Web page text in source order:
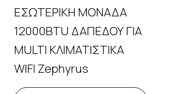
ΕΣΩΤΕΡΙΚΗ ΜΟΝΑΔΑ
12000BTU ΔΑΠΕΔΟΥ ΓΙΑ
MULTI ΚΛΙΜΑΤΙΣΤΙΚΑ
WIFI Zephyrus